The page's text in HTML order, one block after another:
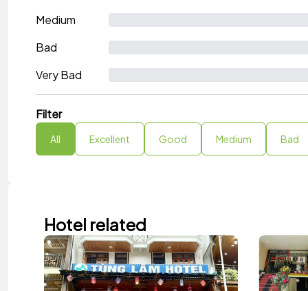
Medium
Bad
Very Bad
Filter
All Excellent Good Medium Bad
Hotel related